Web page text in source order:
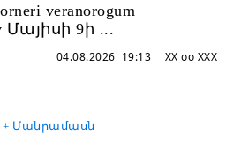
veranorogum
Մայիսի 9ի ...
+ Մանրամասն
XX oo XXX
04.08.2026 19:13